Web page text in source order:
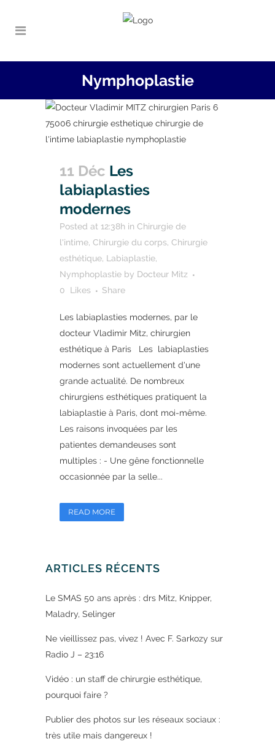
Nymphoplastie
11 Déc Les
labiaplasties
modernes
Posted at 12:38h in Chirurgie de
l'intime, Chirurgie du corps, Chirurgie
esthétique, Labiaplastie,
Nymphoplastie by Docteur Mitz
0
Likes Share
Les labiaplasties modernes, par le
docteur Vladimir Mitz, chirurgien
esthétique à Paris Les labiaplasties
modernes sont actuellement d'une
grande actualité. De nombreux
chirurgiens esthétiques pratiquent la
labiaplastie à Paris, dont moi-même.
Les raisons invoquées par les
patientes demandeuses sont
multiples : - Une gêne fonctionnelle
occasionnée par la selle...
READ MORE
ARTICLES RÉCENTS
Le SMAS 50 ans après : drs Mitz, Knipper,
Maladry, Selinger
Ne vieillissez pas, vivez ! Avec F. Sarkozy sur
Radio J – 23:16
Vidéo : un staff de chirurgie esthétique,
pourquoi faire ?
Publier des photos sur les réseaux sociaux :
très utile mais dangereux !